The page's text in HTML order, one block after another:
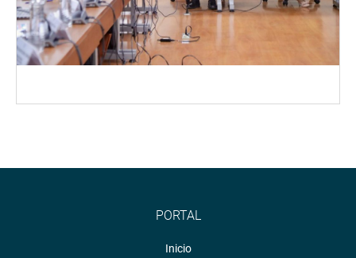
PORTAL
Inicio